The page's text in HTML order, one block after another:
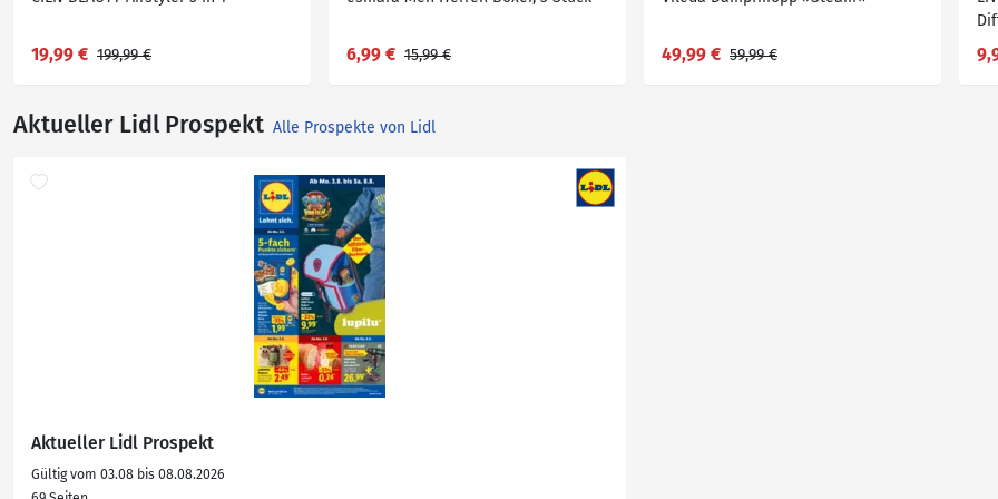
19,99 € 199,99 € 6,99 € 15,99 € 49,99 € 59,99 €
Aktueller Lidl Prospekt Alle Prospekte von Lidl
Aktueller Lidl Prospekt
Gültig vom 03.08 bis 08.08.2026